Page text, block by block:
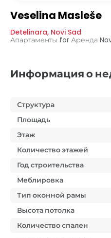
Veselina Masleše
Detelinara, Novi Sad
Апартаменты for Аренда
Информация о
Структура
Площадь
Этаж
Количество этажей
Год строительства
Меблировка
Тип оконной рамы
Высота потолка
Количество спален